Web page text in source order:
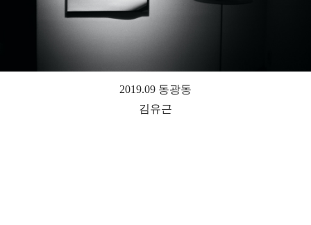
2019.09 동광동
김유근